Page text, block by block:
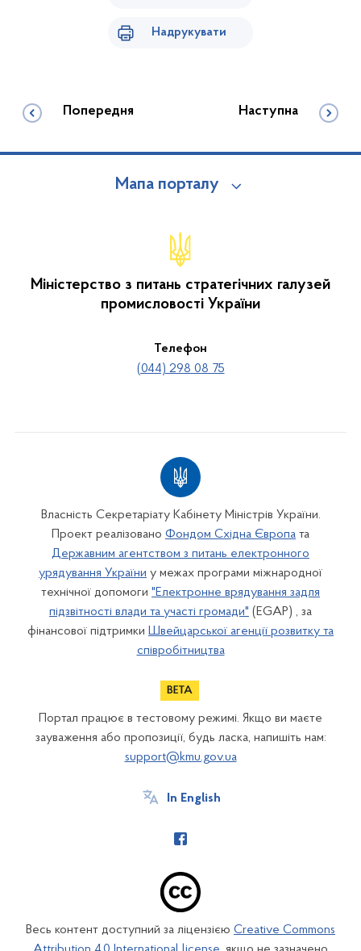
Надрукувати
Попередня Наступна
Мапа порталу
Міністерство з питань стратегічних галузей
промисловості України
Телефон
(044) 298 08 75
Власність Секретаріату Кабінету Міністрів України.
Проект реалізовано Фондом Східна Європа та
Державним агентством з питань електронного
урядування України у межах програми міжнародної
технічної допомоги "Електронне врядування задля
підзвітності влади та участі громади" (EGAP) , за
фінансової підтримки Швейцарської агенції розвитку та
співробітництва
Портал працює в тестовому режимі. Якщо ви маєте
зауваження або пропозиції, будь ласка, напишіть нам:
support@kmu.gov.ua
In English
Весь контент доступний за ліцензією Creative Commons